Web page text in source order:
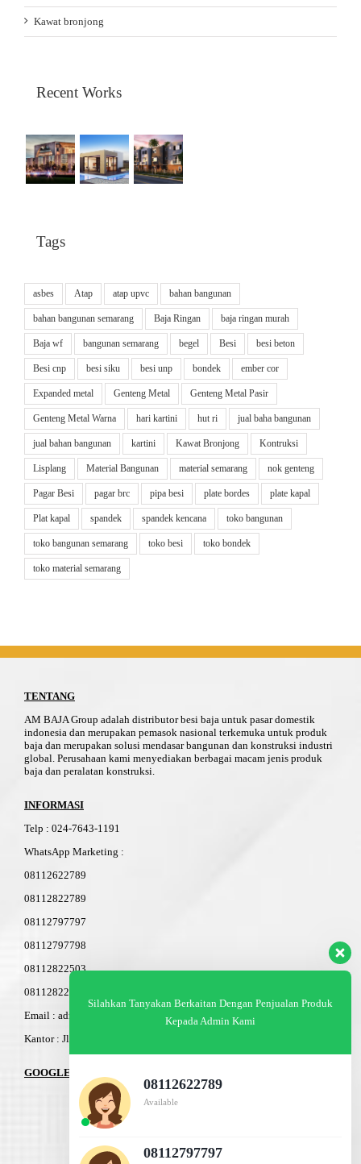
Kawat bronjong
Recent Works
Tags
asbes Atap atap upvc bahan bangunan
bahan bangunan semarang Baja Ringan baja ringan murah
Baja wf bangunan semarang begel Besi besi beton
Besi cnp besi siku besi unp bondek ember cor
Expanded metal Genteng Metal Genteng Metal Pasir
Genteng Metal Warna hari kartini hut ri jual baha bangunan
jual bahan bangunan kartini Kawat Bronjong Kontruksi
Lisplang Material Bangunan material semarang nok genteng
Pagar Besi pagar brc pipa besi plate bordes plate kapal
Plat kapal spandek spandek kencana toko bangunan
toko bangunan semarang toko besi toko bondek
toko material semarang
TENTANG
AM BAJA Group adalah distributor besi baja untuk pasar domestik
indonesia dan merupakan pemasok nasional terkemuka untuk produk
baja dan merupakan solusi mendasar bangunan dan konstruksi industri
global. Perusahaan kami menyediakan berbagai macam jenis produk
baja dan peralatan konstruksi.
INFORMASI
Telp : 024-7643-11 91
WhatsApp Marketing :
08112622789
08112822789
08112797797
08112797798
08112822503
08112822603
Email : admin@am-baja.com
Kantor : Jl. Gatot Subroto 7b Semarang.
GOOGLE MAPS
Silahkan Tanyakan Berkaitan Dengan Penjualan Produk
Kepada Admin Kami
08112622789
Available
08112797797